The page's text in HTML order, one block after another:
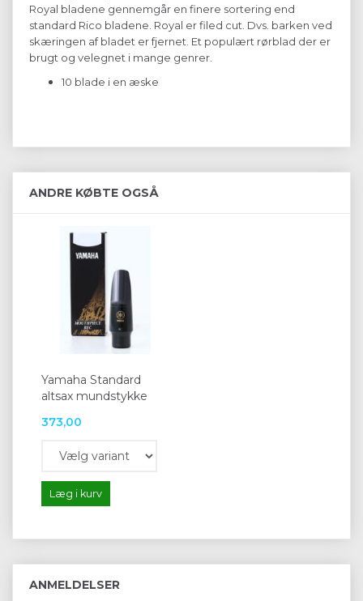
Royal bladene gennemgår en finere sortering end
standard Rico bladene. Royal er filed cut. Dvs. barken ved
skæringen af bladet er fjernet. Et populært rørblad der er
brugt og velegnet i mange genrer.
10 blade i en æske
ANDRE KØBTE OGSÅ
Yamaha Standard
altsax mundstykke
373,00
Læg i kurv
ANMELDELSER